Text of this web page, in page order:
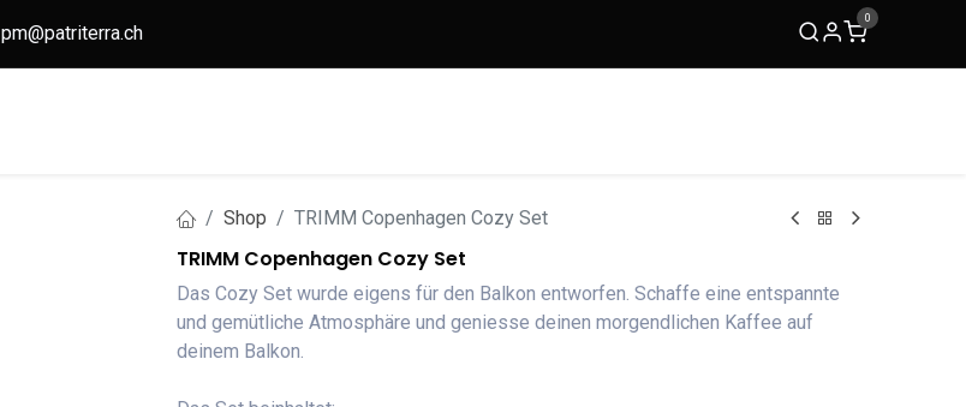
pm@patriterra.ch
0
Shop TRIMM Copenhagen Cozy Set
TRIMM Copenhagen Cozy Set
Das Cozy Set wurde eigens für den Balkon entworfen. Schaffe eine entspannte
und gemütliche Atmosphäre und geniesse deinen morgendlichen Kaffee auf
deinem Balkon.